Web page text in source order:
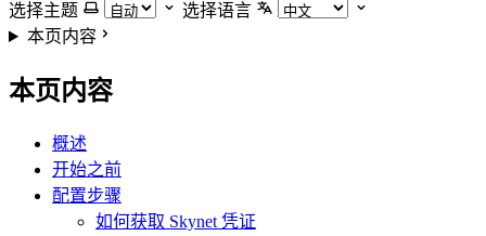
选择主题
选择语言
本页内容
本页内容
概述
开始之前
配置步骤
如何获取 Skynet 凭证